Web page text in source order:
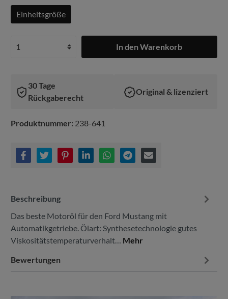
Einheitsgröße
In den Warenkorb
30 Tage
Rückgaberecht
Original & lizenziert
Produktnummer: 238-641
Beschreibung
Das beste Motoröl für den Ford Mustang mit
Automatikgetriebe. Ölart: Synthesetechnologie gutes
Viskositätstemperaturverhalt… Mehr
Bewertungen